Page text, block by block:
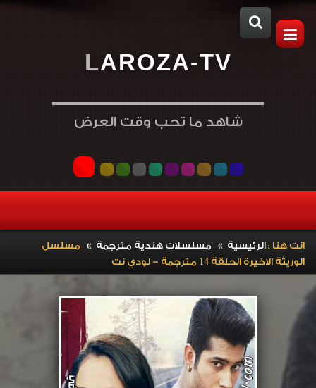
LAROZA-TV
شاهد ما تحب وقت العرض
انت هنا :الرئيسية » مسلسلات هندية مترجمة » مسلسل
الوريثة الاخيرة الحلقة 14 مترجمة – لودي نت